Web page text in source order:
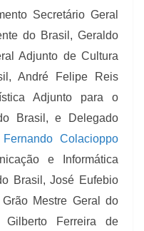
Secretário Geral
do Brasil, Geraldo
Adjunto de Cultura
André Felipe Reis
Adjunto para o
Brasil, e Delegado
Fernando Colacioppo
e Informática
Brasil, José Eufebio
Mestre Geral do
Ferreira de